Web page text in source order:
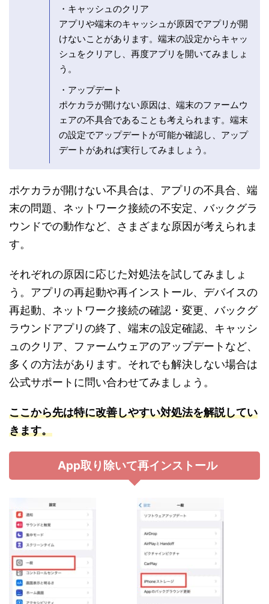
・キャッシュのクリア
アプリや端末のキャッシュが原因でアプリが開
けないことがあります。端末の設定からキャッ
シュをクリアし、再度アプリを開いてみましょ
う。
・アップデート
ポケカラが開けない原因は、端末のファームウ
ェアの不具合であることも考えられます。端末
の設定でアップデートが可能か確認し、アップ
デートがあれば実行してみましょう。
ポケカラが開けない不具合は、アプリの不具合、端
末の問題、ネットワーク接続の不安定、バックグラ
ウンドでの動作など、さまざまな原因が考えられま
す。
それぞれの原因に応じた対処法を試してみましょ
う。アプリの再起動や再インストール、デバイスの
再起動、ネットワーク接続の確認・変更、バックグ
ラウンドアプリの終了、端末の設定確認、キャッシ
ュのクリア、ファームウェアのアップデートなど、
多くの方法があります。それでも解決しない場合は
公式サポートに問い合わせてみましょう。
ここから先は特に改善しやすい対処法を解説してい
きます。
App取り除いて再インストール